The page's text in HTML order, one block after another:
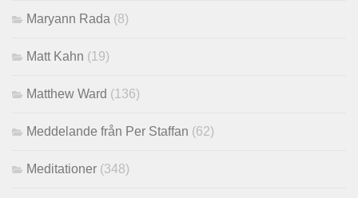
Maryann Rada (8)
Matt Kahn (19)
Matthew Ward (136)
Meddelande från Per Staffan (62)
Meditationer (348)